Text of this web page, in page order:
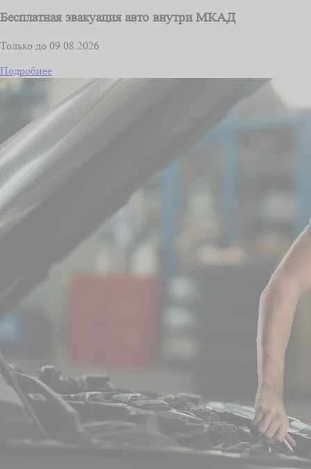
Бесплатная эвакуация авто внутри МКАД
Только до 09.08.2026
Подробнее